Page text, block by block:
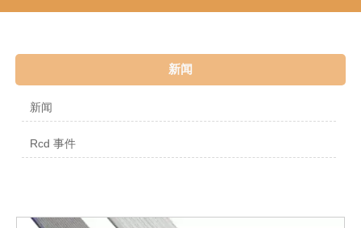
新闻
新闻
Rcd 事件